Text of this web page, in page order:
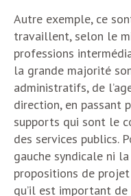
Autre exemple, ce
travaillent, selon le
professions
la grande majorité
administratifs, de
direction, en passant
supports qui sont le
des services publics.
gauche syndicale ni
propositions de
qu’il est important